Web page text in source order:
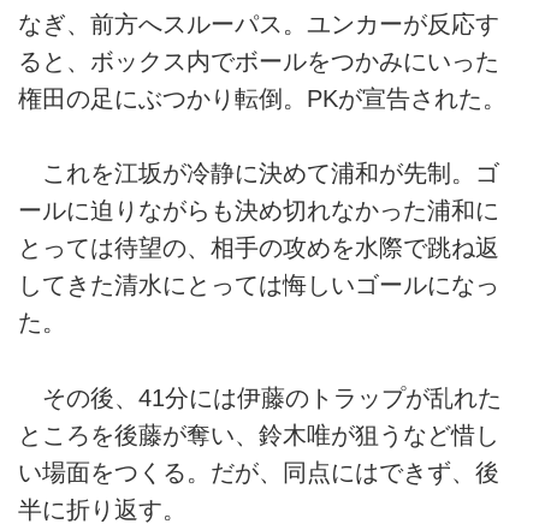
なぎ、前方へスルーパス。ユンカーが反応す
ると、ボックス内でボールをつかみにいった
権田の足にぶつかり転倒。PKが宣告された。
これを江坂が冷静に決めて浦和が先制。ゴ
ールに迫りながらも決め切れなかった浦和に
とっては待望の、相手の攻めを水際で跳ね返
してきた清水にとっては悔しいゴールになっ
た。
その後、41分には伊藤のトラップが乱れた
ところを後藤が奪い、鈴木唯が狙うなど惜し
い場面をつくる。だが、同点にはできず、後
半に折り返す。